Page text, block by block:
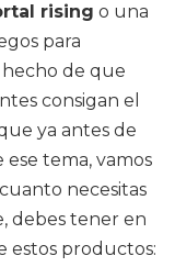
rising o una
para
hecho de que
consigan el
ya antes de
tema, vamos
necesitas
debes tener en
estos productos: